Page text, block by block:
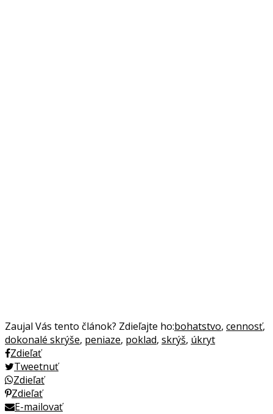
Zaujal Vás tento článok? Zdieľajte ho:bohatstvo, cennosť,
dokonalé skrýše, peniaze, poklad, skrýš, úkryt
Zdieľať
Tweetnuť
Zdieľať
Zdieľať
E-mailovať